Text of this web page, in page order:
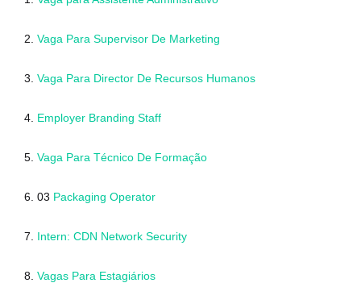
2. Vaga Para Supervisor De Marketing
3. Vaga Para Director De Recursos Humanos
4. Employer Branding Staff
5. Vaga Para Técnico De Formação
6. 03 Packaging Operator
7. Intern: CDN Network Security
8. Vagas Para Estagiários